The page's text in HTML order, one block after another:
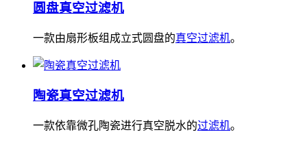
圆盘真空过滤机
一款由扇形板组成立式圆盘的真空过滤机。
陶瓷真空过滤机
一款依靠微孔陶瓷进行真空脱水的过滤机。